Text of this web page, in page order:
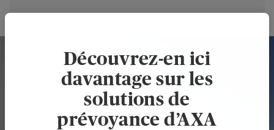
Découvrez-en ici
davantage sur les
solutions de
prévoyance d’AXA